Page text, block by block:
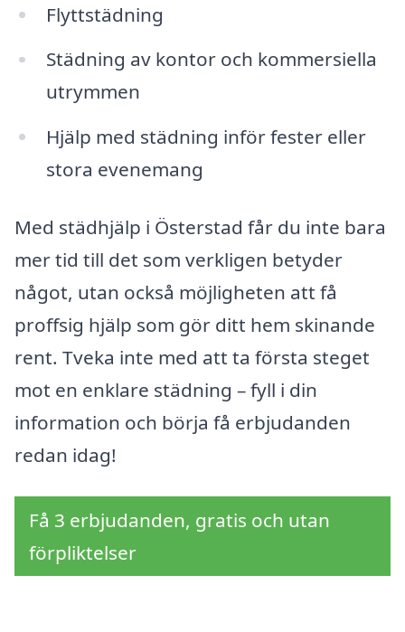
Flyttstädning
Städning av kontor och kommersiella
utrymmen
Hjälp med städning inför fester eller
stora evenemang
Med städhjälp i Österstad får du inte bara
mer tid till det som verkligen betyder
något, utan också möjligheten att få
proffsig hjälp som gör ditt hem skinande
rent. Tveka inte med att ta första steget
mot en enklare städning – fyll i din
information och börja få erbjudanden
redan idag!
Få 3 erbjudanden, gratis och utan
förpliktelser